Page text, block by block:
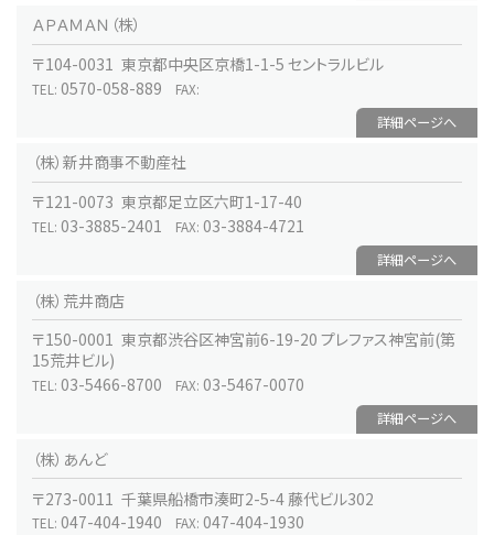
ＡＰＡＭＡＮ（株）
〒104-0031 東京都中央区京橋1-1-5 セントラルビル
TEL: 0570-058-889 FAX:
詳細ページへ
（株）新井商事不動産社
〒121-0073 東京都足立区六町1-17-40
TEL: 03-3885-2401 FAX: 03-3884-4721
詳細ページへ
（株）荒井商店
〒150-0001 東京都渋谷区神宮前6-19-20 プレファス神宮前(第
15荒井ビル)
TEL: 03-5466-8700 FAX: 03-5467-0070
詳細ページへ
（株）あんど
〒273-0011 千葉県船橋市湊町2-5-4 藤代ビル302
TEL: 047-404-1940 FAX: 047-404-1930